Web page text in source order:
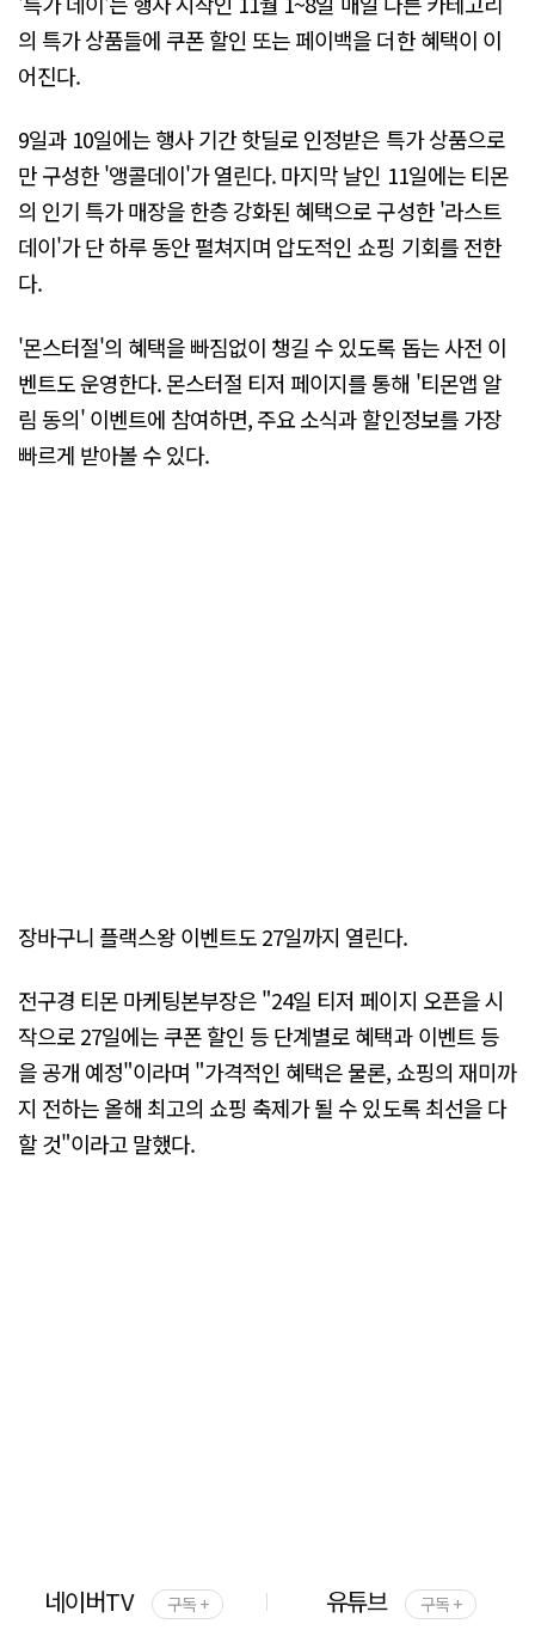
의 특가 상품들에 쿠폰 할인 또는 페이백을 더한 혜택이 이
어진다.
9일과 10일에는 행사 기간 핫딜로 인정받은 특가 상품으로
만 구성한 '앵콜데이'가 열린다. 마지막 날인 11일에는 티몬
의 인기 특가 매장을 한층 강화된 혜택으로 구성한 '라스트
데이'가 단 하루 동안 펼쳐지며 압도적인 쇼핑 기회를 전한
다.
'몬스터절'의 혜택을 빠짐없이 챙길 수 있도록 돕는 사전 이
벤트도 운영한다. 몬스터절 티저 페이지를 통해 '티몬앱 알
림 동의' 이벤트에 참여하면, 주요 소식과 할인정보를 가장
빠르게 받아볼 수 있다.
장바구니 플랙스왕 이벤트도 27일까지 열린다.
전구경 티몬 마케팅본부장은 "24일 티저 페이지 오픈을 시
작으로 27일에는 쿠폰 할인 등 단계별로 혜택과 이벤트 등
을 공개 예정"이라며 "가격적인 혜택은 물론, 쇼핑의 재미까
지 전하는 올해 최고의 쇼핑 축제가 될 수 있도록 최선을 다
할 것"이라고 말했다.
네이버TV 구독 + 유튜브 구독 +